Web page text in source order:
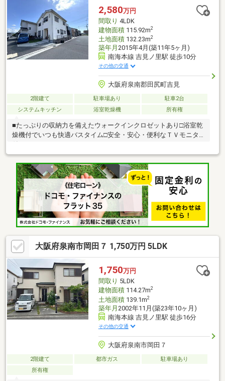
な施工がなされており、耐震等級3などの確かな構造スペックが買
い手の安心感につながります。2,580万円
間取り 4LDK
建物面積115.92m2
土地面積132.23m2
築年月 2015年4月(築11年5ヶ月)
南海本線 吉見ノ里駅 徒歩10分
その他の交通
大阪府泉南郡田尻町吉見
2階建て 駐車場あり
駐車2台
システムキッチン
浴室乾燥機 所有権
■たっぷりの収納力を備えたウォークインクロゼットあり□浴室乾
燥機付でいつも快適バスタイム□安全・安心・便利なＴＶモニタ
大阪府泉南市岡田７ 1,750万円 5LDK
1,750万円
間取り 5LDK
建物面積114.27m2
土地面積139.1m2
築年月 2002年11月(築23年10ヶ月)
南海本線 吉見ノ里駅 徒歩16分
その他の交通
大阪府泉南市岡田７
2階建て 都市ガス
駐車場あり
所有権